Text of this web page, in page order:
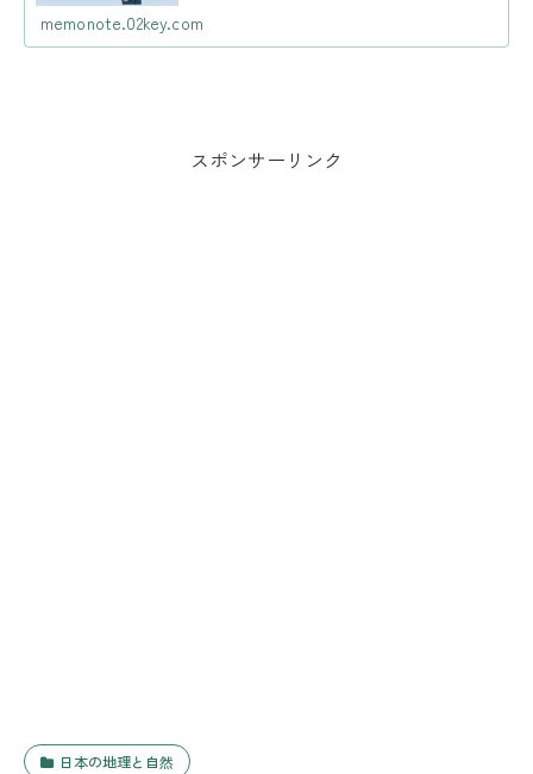
ちんと区別されているのです。その境目は、どこ...
memonote.02key.com
スポンサーリンク
日本の地理と自然